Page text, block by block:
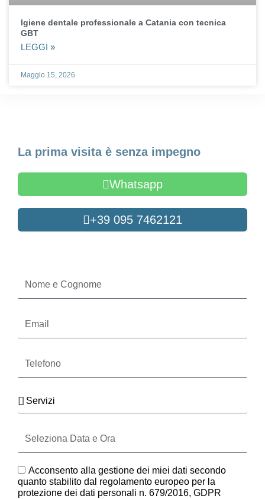
Igiene dentale professionale a Catania con tecnica
GBT
LEGGI »
Maggio 15, 2026
La prima visita è senza impegno
Whatsapp
+39 095 7462121
Cognome
Servizi
Data
e
GDPR
Acconsento alla gestione dei miei dati secondo
quanto stabilito dal regolamento europeo per la
protezione dei dati personali n. 679/2016, GDPR